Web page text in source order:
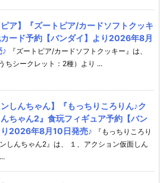
ピア】『ズートピア/カードソフトクッキ
ード予約【バンダイ】より2026年8月
『ズートピア/カードソフトクッキー』は、
ちシークレット：2種）より ...
ンしんちゃん】『もっちりころりん♪ク
ちゃん2』食玩フィギュア予約【バン
2026年8月10日発売♪
『もっちりころり
しんちゃん2』は、 １、アクション仮面しん